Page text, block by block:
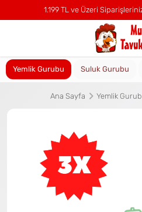
1.199 TL ve Üzeri
Yemlik Gurubu Suluk Gurubu
Ana Sayfa Yemlik